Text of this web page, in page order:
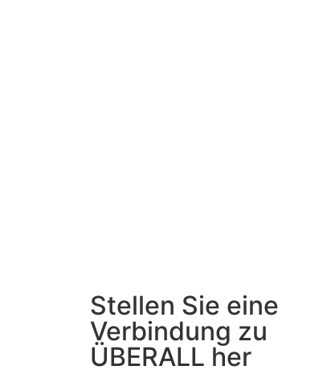
Stellen Sie eine
Verbindung zu
ÜBERALL her